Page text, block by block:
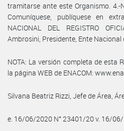
tramitarse ante este Organismo.
Comuníquese, publíquese en
NACIONAL DEL REGISTRO
Ambrosini, Presidente, Ente Nacional
NOTA: La versión completa de esta
la página WEB de ENACOM:
Silvana Beatriz Rizzi, Jefe de Área,
e. 16/06/2020 N° 23401/20 v. 16/